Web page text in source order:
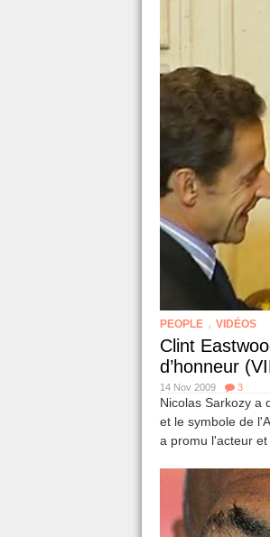
PEOPLE , VIDÉOS
Clint
d’honneur
14 Nov 2009 3
Nicolas Sarkozy a
et le symbole de
a promu l'acteur et